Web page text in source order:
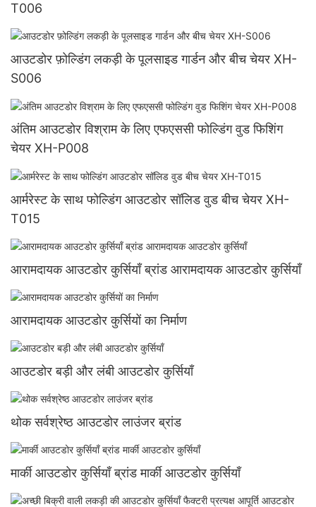
T006
आउटडोर फ़ोल्डिंग लकड़ी के पूलसाइड गार्डन और बीच चेयर XH-
S006
अंतिम आउटडोर विश्राम के लिए एफएससी फोल्डिंग वुड फिशिंग
चेयर XH-P008
आर्मरेस्ट के साथ फोल्डिंग आउटडोर सॉलिड वुड बीच चेयर XH-
T015
आरामदायक आउटडोर कुर्सियाँ ब्रांड आरामदायक आउटडोर कुर्सियाँ
आरामदायक आउटडोर कुर्सियों का निर्माण
आउटडोर बड़ी और लंबी आउटडोर कुर्सियाँ
थोक सर्वश्रेष्ठ आउटडोर लाउंजर ब्रांड
मार्की आउटडोर कुर्सियाँ ब्रांड मार्की आउटडोर कुर्सियाँ